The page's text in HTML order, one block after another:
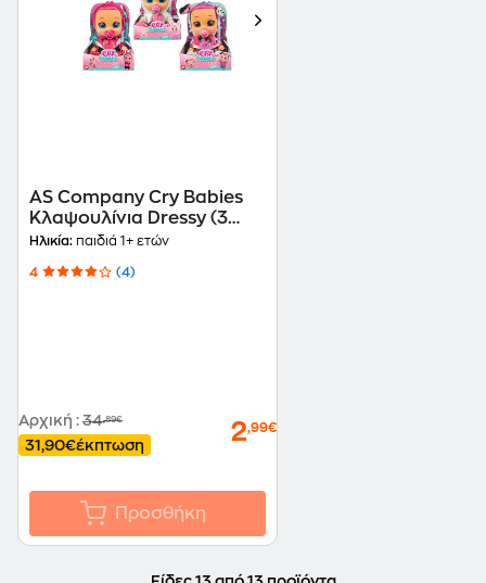
AS Company Cry Babies
Κλαψουλίνια Dressy (3
Σχέδια)
Ηλικία: παιδιά 1+ ετών
4 (4)
Αρχική : 34,89€
31,90€έκπτωση 2,99€
Προσθήκη